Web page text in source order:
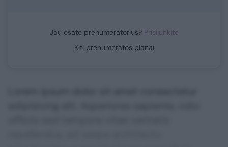
Jau esate prenumeratorius? Prisijunkite
Kiti prenumeratos planai